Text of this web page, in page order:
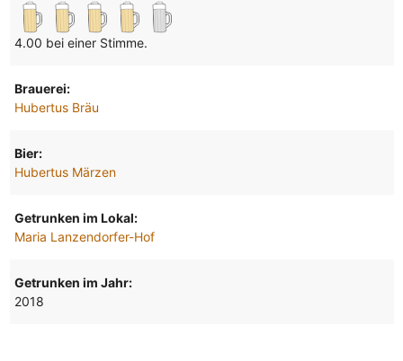
4.00 bei einer Stimme.
Brauerei:
Hubertus Bräu
Bier:
Hubertus Märzen
Getrunken im Lokal:
Maria Lanzendorfer-Hof
Getrunken im Jahr:
2018